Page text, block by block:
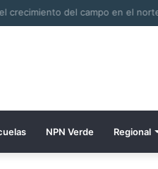
electrocutado
NPN Verde Regional